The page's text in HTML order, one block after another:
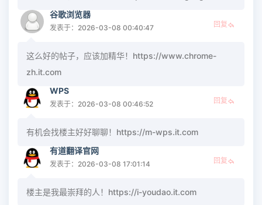
谷歌浏览器
发表于：2026-03-08 00:40:47 回复
这么好的帖子，应该加精华！https://www.chrome-
zh.it.com
WPS
发表于：2026-03-08 00:46:52 回复
有机会找楼主好好聊聊！https://m-wps.it.com
有道翻译官网
发表于：2026-03-08 17:01:14 回复
楼主是我最崇拜的人！https://i-youdao.it.com